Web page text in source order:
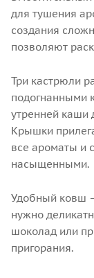
для тушения
создания
позволяют
Три кастрюли
подогнанными
утренней каши
Крышки
все ароматы и
насыщенными.
Удобный ковш
нужно
шоколад или
пригорания.